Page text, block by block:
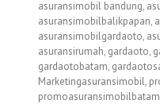
asuransimobil bandung,
asuransimobilbalikpapan,
asuransimobilgardaoto,
asuransirumah, gardaoto,
gardaotobatam,
Marketingasuransimobil,
promoasuransimobilbatam